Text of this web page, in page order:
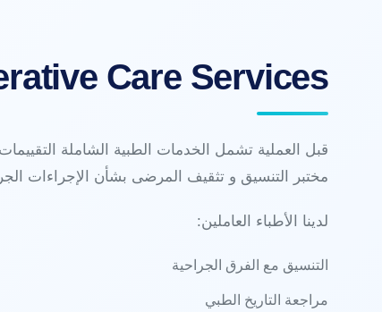
Care Services
قبل العملية تشمل الخدمات الطبية الشاملة التقييمات
مختبر التنسيق و تثقيف المرضى بشأن الإجراءات
لدينا الأطباء العاملين:
التنسيق مع الفرق الجراحية
مراجعة التاريخ الطبي